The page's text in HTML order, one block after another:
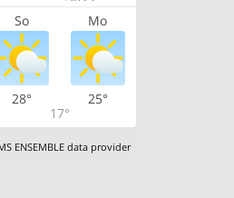
So Mo
28°
17°
25°
ENSEMBLE data provider